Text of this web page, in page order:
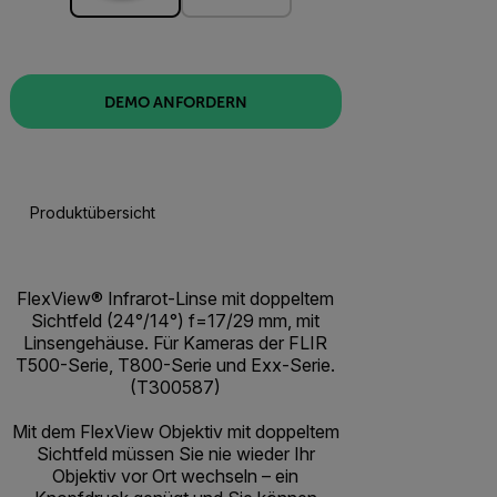
DEMO ANFORDERN
Produktübersicht
FlexView® Infrarot-Linse mit doppeltem
Sichtfeld (24°/14°) f=17/29 mm, mit
Linsengehäuse. Für Kameras der FLIR
T500-Serie, T800-Serie und Exx-Serie.
(T300587)
Mit dem FlexView Objektiv mit doppeltem
Sichtfeld müssen Sie nie wieder Ihr
Objektiv vor Ort wechseln – ein